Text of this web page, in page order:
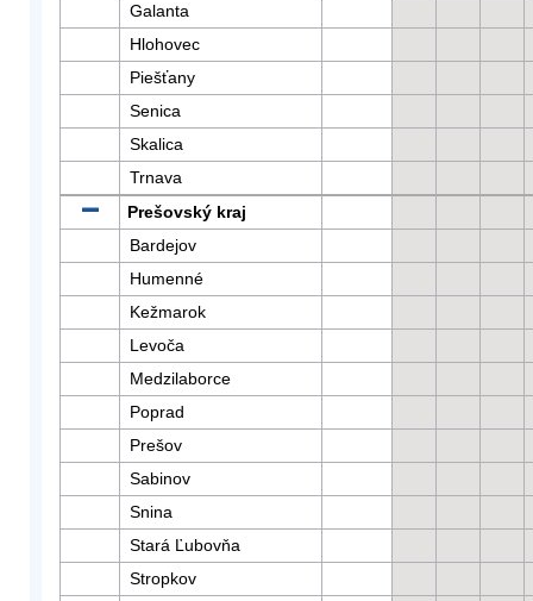
Galanta
Hlohovec
Piešťany
Senica
Skalica
Trnava
Prešovský kraj
Bardejov
Humenné
Kežmarok
Levoča
Medzilaborce
Poprad
Prešov
Sabinov
Snina
Stará Ľubovňa
Stropkov